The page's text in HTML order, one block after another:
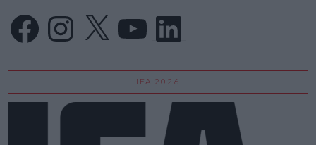
FacebookInstagram
X LinkedIn
IFA 2026